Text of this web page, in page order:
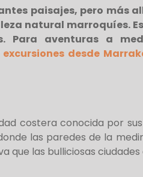
paisajes, pero más
natural marroquíes.
Para aventuras a
excursiones desde
costera conocida por
las paredes de la
las bulliciosas